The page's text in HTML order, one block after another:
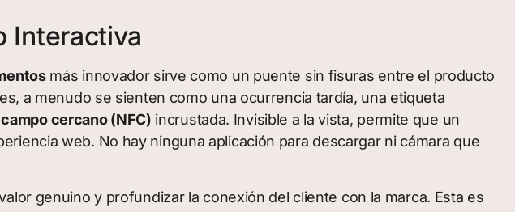
Interactiva
más innovador sirve como un puente sin fisuras entre el producto
a menudo se sienten como una ocurrencia tardía, una etiqueta
cercano (NFC) incrustada. Invisible a la vista, permite que un
web. No hay ninguna aplicación para descargar ni cámara que
genuino y profundizar la conexión del cliente con la marca. Esta es